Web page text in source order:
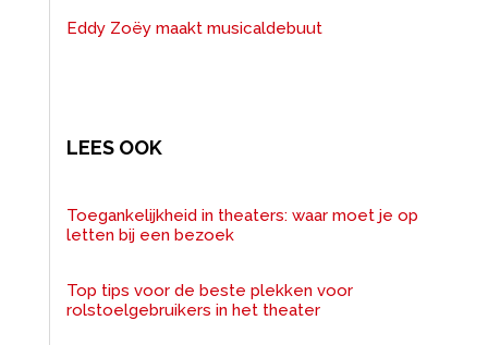
Eddy Zoëy maakt musicaldebuut
LEES OOK
Toegankelijkheid in theaters: waar moet je op
letten bij een bezoek
Top tips voor de beste plekken voor
rolstoelgebruikers in het theater